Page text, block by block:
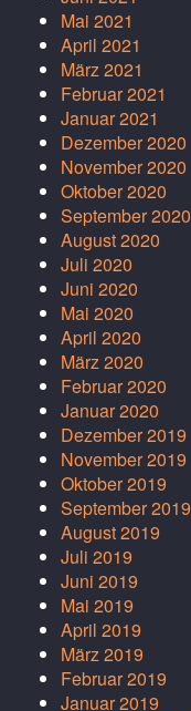
Mai 2021
April 2021
März 2021
Februar 2021
Januar 2021
Dezember 2020
November 2020
Oktober 2020
September 2020
August 2020
Juli 2020
Juni 2020
Mai 2020
April 2020
März 2020
Februar 2020
Januar 2020
Dezember 2019
November 2019
Oktober 2019
September 2019
August 2019
Juli 2019
Juni 2019
Mai 2019
April 2019
März 2019
Februar 2019
Januar 2019